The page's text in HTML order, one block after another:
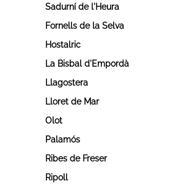
Sadurní de l'Heura
Fornells de la Selva
Hostalric
La Bisbal d'Empordà
Llagostera
Lloret de Mar
Olot
Palamós
Ribes de Freser
Ripoll